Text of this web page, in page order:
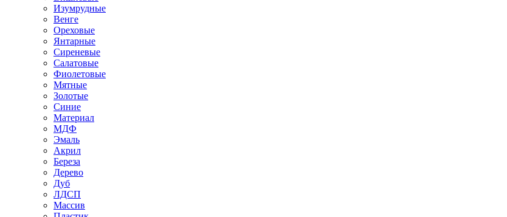
Изумрудные
Венге
Ореховые
Янтарные
Сиреневые
Салатовые
Фиолетовые
Мятные
Золотые
Синие
Материал
МДФ
Эмаль
Акрил
Береза
Дерево
Дуб
ЛДСП
Массив